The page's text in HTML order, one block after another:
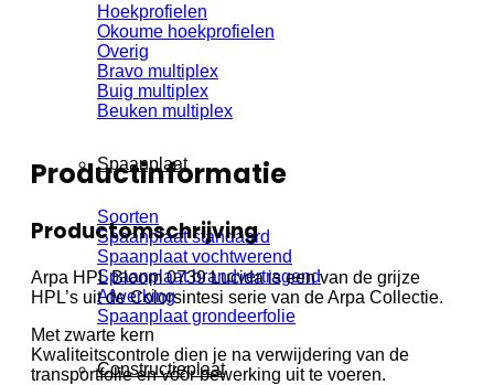
Hoekprofielen
Okoume hoekprofielen
Overig
Bravo multiplex
Buig multiplex
Beuken multiplex
Spaanplaat
Soorten
Spaanplaat standaard
Spaanplaat vochtwerend
Spaanplaat brandvertragend
Afwerking
Spaanplaat grondeerfolie
Constructieplaat
Productinformatie
Productomschrijving
Arpa HPL Bloom 0739 Lucida is een van de grijze
HPL’s uit de Colorsintesi serie van de Arpa Collectie.
Met zwarte kern
Kwaliteitscontrole dien je na verwijdering van de
transportfolie en vóór bewerking uit te voeren.